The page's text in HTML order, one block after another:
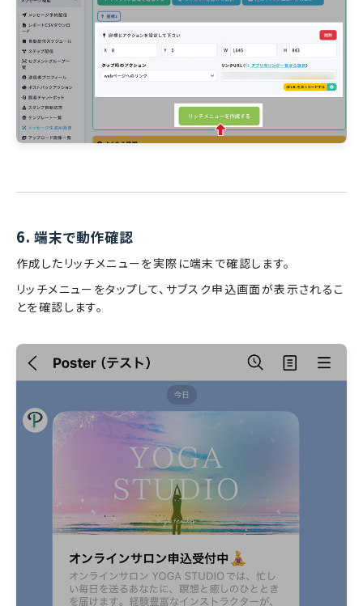
6. 端末で動作確認
作成したリッチメニューを実際に端末で確認します。
リッチメニューをタップして、サブスク申込画面が表示されるこ
とを確認します。